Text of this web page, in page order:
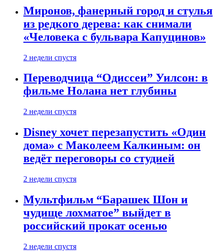
Миронов, фанерный город и стулья
из редкого дерева: как снимали
«Человека с бульвара Капуцинов»
2 недели спустя
Переводчица “Одиссеи” Уилсон: в
фильме Нолана нет глубины
2 недели спустя
Disney хочет перезапустить «Один
дома» с Маколеем Калкиным: он
ведёт переговоры со студией
2 недели спустя
Мультфильм “Барашек Шон и
чудище лохматое” выйдет в
российский прокат осенью
2 недели спустя